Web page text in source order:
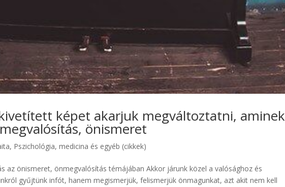
képet akarjuk megváltoztatni, aminek
önismeret
, Pszichológia, medicina és egyéb (cikkek)
az önismeret, önmegvalósítás témájában Akkor járunk közel a valósághoz és
gyűjtünk infót, hanem megismerjük, felismerjük önmagunkat, azt akit nem kell